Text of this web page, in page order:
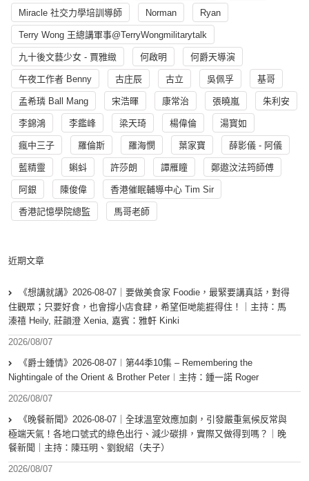
Miracle 社交力學培訓導師 Norman Ryan
Terry Wong 王總講軍事@TerryWongmilitarytalk
九十後文藝少女 - 賈雅緻 何啟明 何爵天導演
午夜工作者 Benny 古庄辰 古立 吳佩孚 基哥
孟希璘 Ball Mang 宋浩暉 康常治 張曉嵐 朱利安
李錦鴻 李鑑峰 梁天琦 楊偉倫 湯寳如
瘋中三子 羅倫斯 羅海憫 葉家寶 薛影儀 - 阿儀
藍精靈 蝌蚪 許莎朗 譚雁瞳 鄭遨汶法筠師傅
阿銀 陳俊偉 香港催眠輔導中心 Tim Sir
香港記憶學院總監 馬哥老師
近期文章
《想講就講》2026-08-07｜要做美食家 Foodie，最緊要講真話，對得
住觀眾；只要好食，也會撐小店食肆，希望佢哋能捱得住！｜主持：馬
溱禧 Heily, 莊韻澄 Xenia, 嘉賓：雅軒 Kinki
2026/08/07
《爵士鍾情》2026-08-07︱第44季10集 – Remembering the
Nightingale of the Orient & Brother Peter︱主持：鍾一諾 Roger
2026/08/07
《晚餐新聞》2026-08-07｜全球溫室效應加劇，引發嚴重氣候反常與
極端天氣！各地口號式的綠色出行、減少碳排，實際又做得到嗎？｜晚
餐新聞｜主持：陳珏明、劉銳紹（夫子）
2026/08/07